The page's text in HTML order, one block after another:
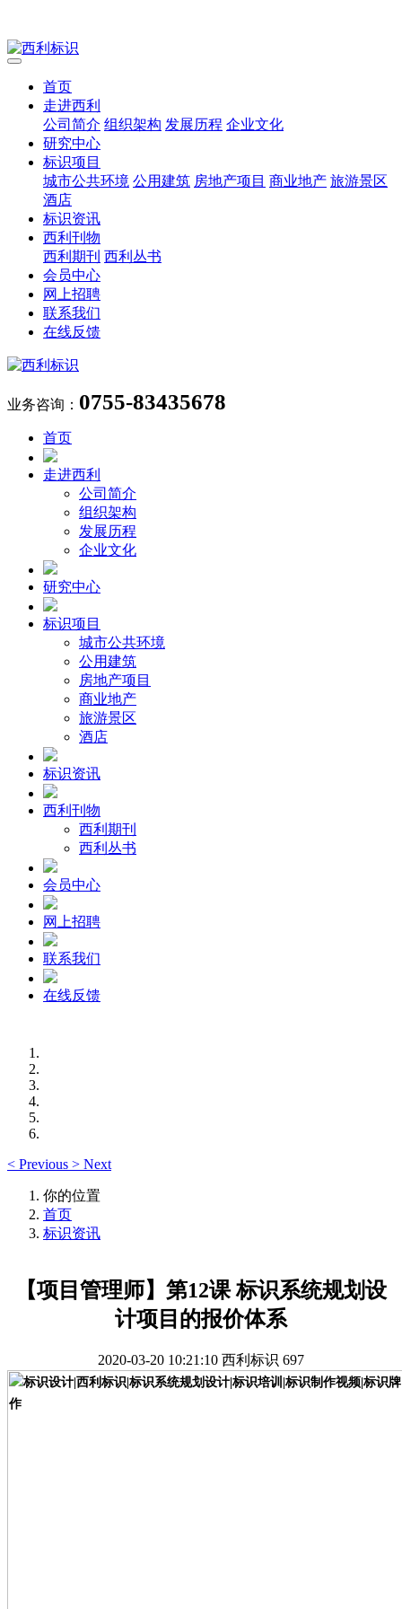
首页
走进西利
公司简介 组织架构 发展历程 企业文化
研究中心
标识项目
城市公共环境 公用建筑 房地产项目 商业地产 旅游景区
酒店
标识资讯
西利刊物
西利期刊 西利丛书
会员中心
网上招聘
联系我们
在线反馈
业务咨询： 0755-83435678
首页
走进西利
公司简介
组织架构
发展历程
企业文化
研究中心
标识项目
城市公共环境
公用建筑
房地产项目
商业地产
旅游景区
酒店
标识资讯
西利刊物
西利期刊
西利丛书
会员中心
网上招聘
联系我们
在线反馈
< Previous > Next
你的位置
首页
标识资讯
【项目管理师】第12课 标识系统规划设
计项目的报价体系
2020-03-20 10:21:10 西利标识 697